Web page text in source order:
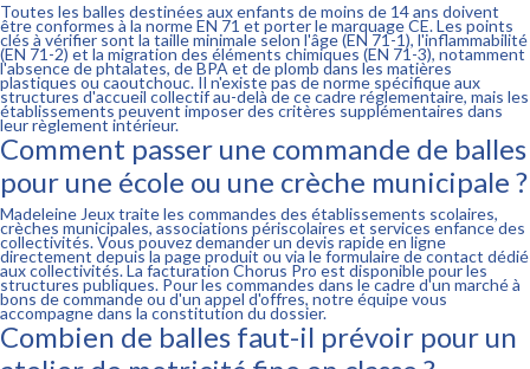
Toutes les balles destinées aux enfants de moins de 14 ans doivent
être conformes à la norme EN 71 et porter le marquage CE. Les points
clés à vérifier sont la taille minimale selon l'âge (EN 71-1), l'inflammabilité
(EN 71-2) et la migration des éléments chimiques (EN 71-3), notamment
l'absence de phtalates, de BPA et de plomb dans les matières
plastiques ou caoutchouc. Il n'existe pas de norme spécifique aux
structures d'accueil collectif au-delà de ce cadre réglementaire, mais les
établissements peuvent imposer des critères supplémentaires dans
leur règlement intérieur.
Comment passer une commande de balles
pour une école ou une crèche municipale ?
Madeleine Jeux traite les commandes des établissements scolaires,
crèches municipales, associations périscolaires et services enfance des
collectivités. Vous pouvez demander un devis rapide en ligne
directement depuis la page produit ou via le formulaire de contact dédié
aux collectivités. La facturation Chorus Pro est disponible pour les
structures publiques. Pour les commandes dans le cadre d'un marché à
bons de commande ou d'un appel d'offres, notre équipe vous
accompagne dans la constitution du dossier.
Combien de balles faut-il prévoir pour un